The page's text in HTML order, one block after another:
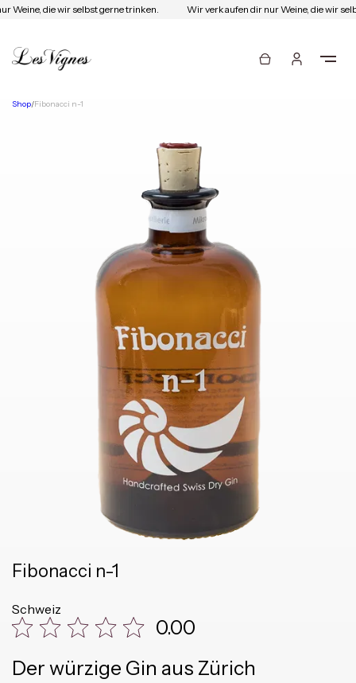
Weine, die wir selbst gerne trinken. Wir verkaufen dir nur Weine, die wir
Shop/Fibonacci n-1
Fibonacci n-1
Schweiz
0.00
Der würzige Gin aus Zürich